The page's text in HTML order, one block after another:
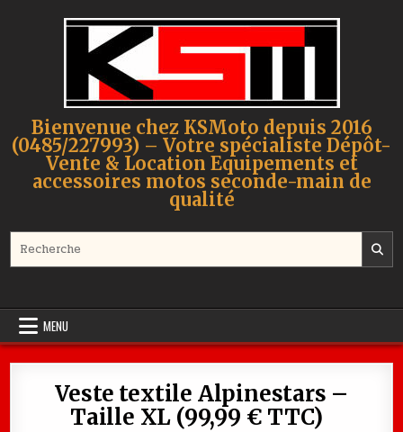
Bienvenue chez KSMoto depuis 2016
(0485/227993) – Votre spécialiste Dépôt-
Vente & Location Equipements et
accessoires motos seconde-main de
qualité
MENU
Veste textile Alpinestars –
Taille XL (99,99 € TTC)